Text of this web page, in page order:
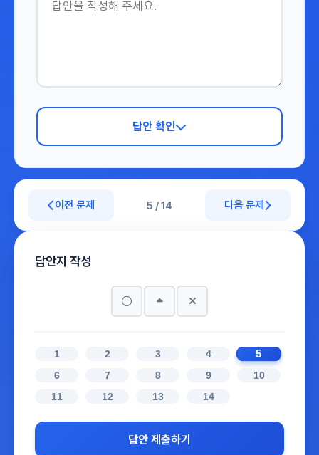
답안 확인
이전 문제 5 / 14 다음 문제
답안지 작성
1 2 3 4 5
6 7 8 9
10
11
12 13 14
답안 제출하기